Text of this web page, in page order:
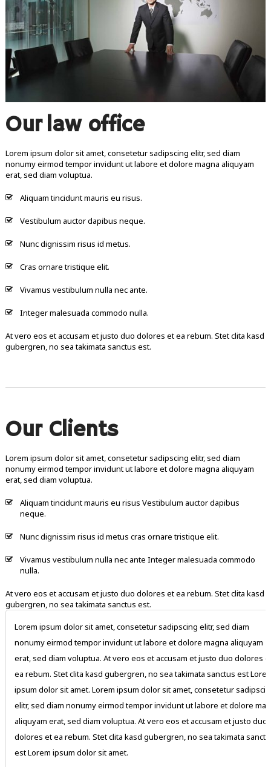
Our law office
Lorem ipsum dolor sit amet, consetetur sadipscing elitr, sed diam
nonumy eirmod tempor invidunt ut labore et dolore magna aliquyam
erat, sed diam voluptua.
Aliquam tincidunt mauris eu risus.
Vestibulum auctor dapibus neque.
Nunc dignissim risus id metus.
Cras ornare tristique elit.
Vivamus vestibulum nulla nec ante.
Integer malesuada commodo nulla.
At vero eos et accusam et justo duo dolores et ea rebum. Stet clita kasd
gubergren, no sea takimata sanctus est.
Our Clients
Lorem ipsum dolor sit amet, consetetur sadipscing elitr, sed diam
nonumy eirmod tempor invidunt ut labore et dolore magna aliquyam
erat, sed diam voluptua.
Aliquam tincidunt mauris eu risus Vestibulum auctor dapibus
neque.
Nunc dignissim risus id metus cras ornare tristique elit.
Vivamus vestibulum nulla nec ante Integer malesuada commodo
nulla.
At vero eos et accusam et justo duo dolores et ea rebum. Stet clita kasd
gubergren, no sea takimata sanctus est.
diam
aliquyam
dolores et
est Lorem
sadipscing
dolore magna
et justo duo
sanctus
Lorem ipsum dolor sit amet, consetetur sadipscing
nonumy eirmod tempor invidunt ut labore et dolore
erat, sed diam voluptua. At vero eos et accusam et
ea rebum. Stet clita kasd gubergren, no sea
ipsum dolor sit amet. Lorem ipsum dolor sit amet,
elitr, sed diam nonumy eirmod tempor invidunt ut
aliquyam erat, sed diam voluptua. At vero eos et
dolores et ea rebum. Stet clita kasd gubergren, no
est Lorem ipsum dolor sit amet.